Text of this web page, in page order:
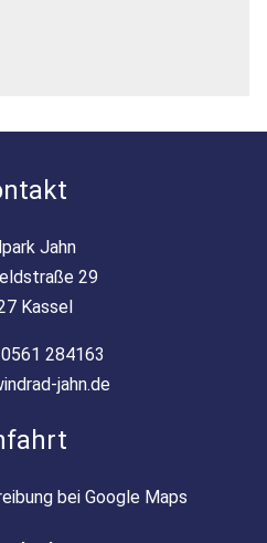
Jahn
29
Kassel
284163
jahn.de
bei Google Maps